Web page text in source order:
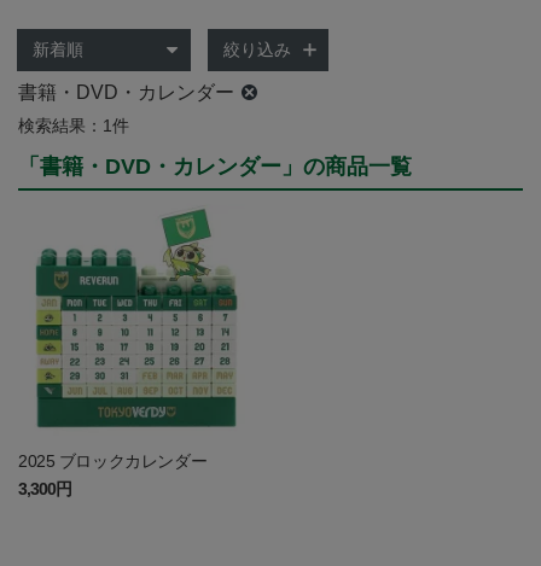
絞り込み
書籍・DVD・カレンダー
検索結果：1件
「書籍・DVD・カレンダー」の商品一覧
2025 ブロックカレンダー
3,300円